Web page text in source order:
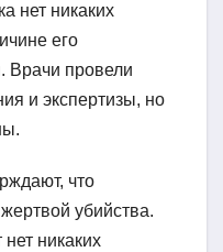
нет никаких
его
Врачи провели
и экспертизы, но
что
убийства.
никаких